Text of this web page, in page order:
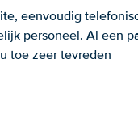
eenvoudig
personeel. Al een
toe zeer tevreden